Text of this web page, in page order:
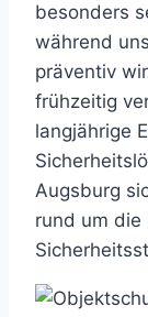
besonders
während
präventiv
frühzeitig
langjährige
Augsburg
rund um die